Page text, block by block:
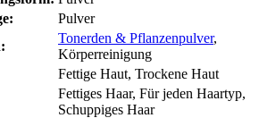
Pulver
Tonerden & Pflanzenpulver,
Körperreinigung
Fettige Haut, Trockene Haut
Fettiges Haar, Für jeden Haartyp,
Schuppiges Haar